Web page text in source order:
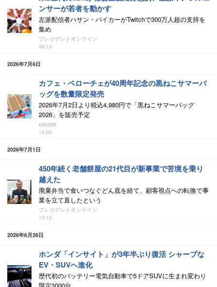
ンサーが若者を動かす
左派配信者ハサン・パイカーがTwitchで300万人超の支持を
集め
プレジデントオンライン
08:15
2026年7月6日
カフェ・ベローチェが40周年記念の黒ねこサマーバ
ッグを数量限定発売
2026年7月2日より税込4,980円で「黒ねこサマーバッグ
2026」を販売予定
cocotte
15:00
2026年7月1日
450年続く老舗餅屋の21代目が新事業で苦境を乗り
越えた
廃棄弁当で食いつなぐどん底を経て、顧客視点への転換で事
業を立て直したという
プレジデントオンライン
10:15
2026年6月26日
ホンダ「インサイト」が3年半ぶり復活 シャープな
EV・SUVへ進化
歴代初のバッテリー電気自動車で5ドアSUVに生まれ変わり